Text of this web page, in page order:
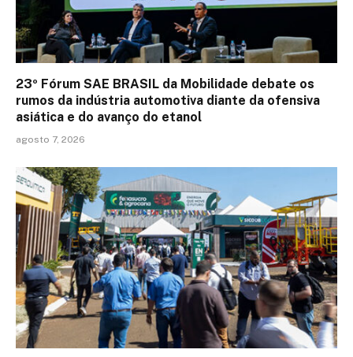
23º Fórum SAE BRASIL da Mobilidade debate os
rumos da indústria automotiva diante da ofensiva
asiática e do avanço do etanol
agosto 7, 2026